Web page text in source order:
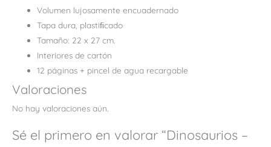
Volumen lujosamente encuadernado
Tapa dura, plastiﬁcado
Tamaño: 22 x 27 cm.
Interiores de cartón
12 páginas + pincel de agua recargable
Valoraciones
No hay valoraciones aún.
Sé el primero en valorar “Dinosaurios –